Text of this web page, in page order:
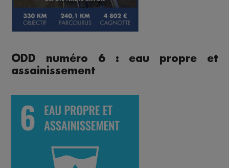
ODD numéro 6 : eau propre et
assainissement